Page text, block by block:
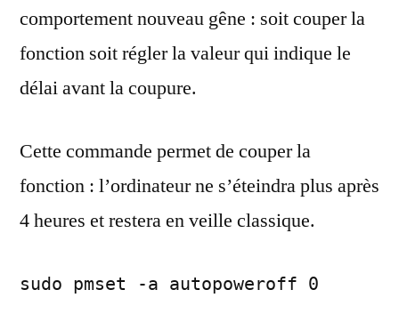
comportement nouveau gêne : soit couper la
fonction soit régler la valeur qui indique le
délai avant la coupure.
Cette commande permet de couper la
fonction : l’ordinateur ne s’éteindra plus après
4 heures et restera en veille classique.
sudo pmset -a autopoweroff 0